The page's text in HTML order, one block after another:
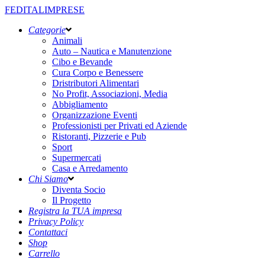
FEDITALIMPRESE
Categorie
Animali
Auto – Nautica e Manutenzione
Cibo e Bevande
Cura Corpo e Benessere
Dristributori Alimentari
No Profit, Associazioni, Media
Abbigliamento
Organizzazione Eventi
Professionisti per Privati ed Aziende
Ristoranti, Pizzerie e Pub
Sport
Supermercati
Casa e Arredamento
Chi Siamo
Diventa Socio
Il Progetto
Registra la TUA impresa
Privacy Policy
Contattaci
Shop
Carrello